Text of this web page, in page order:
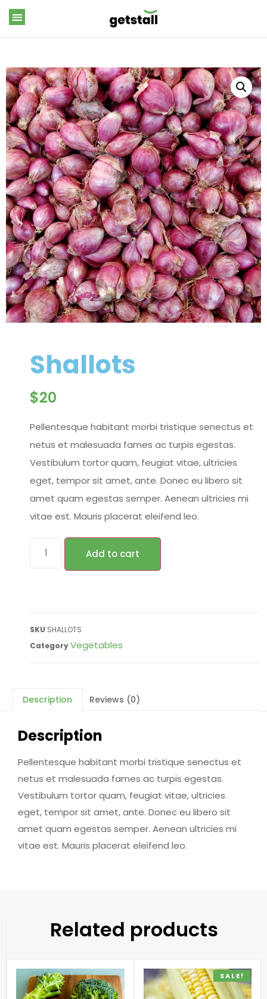
Shallots
$20
Pellentesque habitant morbi tristique senectus et
netus et malesuada fames ac turpis egestas.
Vestibulum tortor quam, feugiat vitae, ultricies
eget, tempor sit amet, ante. Donec eu libero sit
amet quam egestas semper. Aenean ultricies mi
vitae est. Mauris placerat eleifend leo.
Add to cart
SKU SHALLOTS
CategoryVegetables
Description Reviews (0)
Description
Pellentesque habitant morbi tristique senectus et
netus et malesuada fames ac turpis egestas.
Vestibulum tortor quam, feugiat vitae, ultricies
eget, tempor sit amet, ante. Donec eu libero sit
amet quam egestas semper. Aenean ultricies mi
vitae est. Mauris placerat eleifend leo.
Related products
SALE!